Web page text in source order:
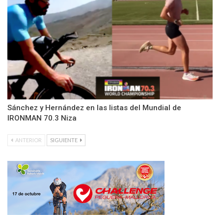
Sánchez y Hernández en las listas del Mundial de
IRONMAN 70.3 Niza
ANTERIOR SIGUIENTE